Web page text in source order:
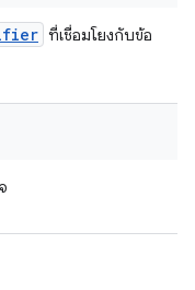
ที่เชื่อมโยงกับข้อ